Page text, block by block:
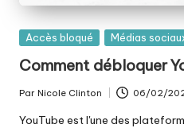
Publié
Accès bloqué Médias
Comment débloquer
Publié
par
Par Nicole Clinton 06/02/
YouTube est l'une des